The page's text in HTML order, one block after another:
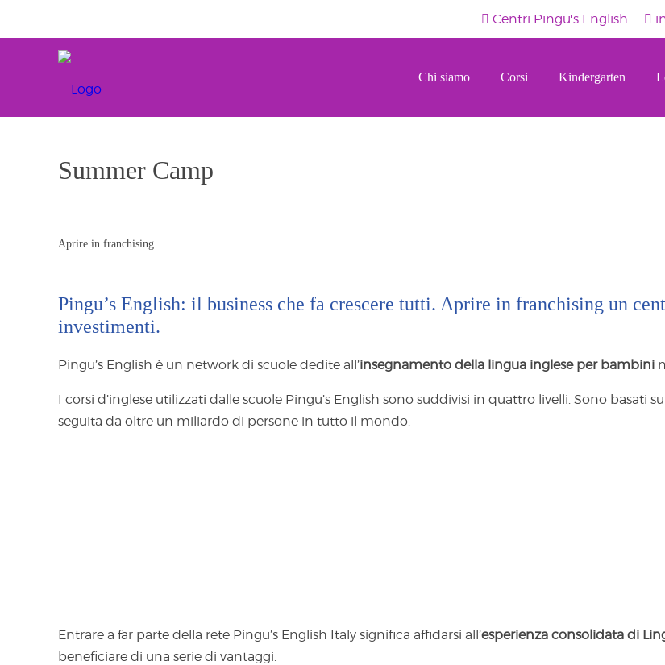
Centri Pingu's English
Chi siamo Corsi Kindergarten
Summer Camp
Aprire in franchising
Pingu’s English: il business che fa crescere tutti. Aprire in franchising un
investimenti.
Pingu’s English è un network di scuole dedite all’insegnamento della lingua inglese per bambini
I corsi d’inglese utilizzati dalle scuole Pingu’s English sono suddivisi in quattro livelli. Sono basati
seguita da oltre un miliardo di persone in tutto il mondo.
Entrare a far parte della rete Pingu’s English Italy significa affidarsi all’esperienza consolidata di
beneficiare di una serie di vantaggi.